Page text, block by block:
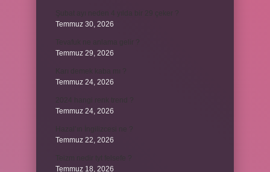
Temmuz 30, 2026
Temmuz 29, 2026
Temmuz 24, 2026
Temmuz 24, 2026
Temmuz 22, 2026
Temmuz 18, 2026